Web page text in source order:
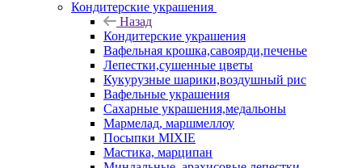
Кондитерские украшения
Назад
Кондитерские украшения
Вафельная крошка,савоярди,печенье
Лепестки,сушенные цветы
Кукурузные шарики,воздушный рис
Вафельные украшения
Сахарные украшения,медальоны
Мармелад, маршмеллоу
Посыпки MIXIE
Мастика, марципан